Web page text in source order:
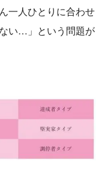
一人ひとりに合わせ
い…」という問題が